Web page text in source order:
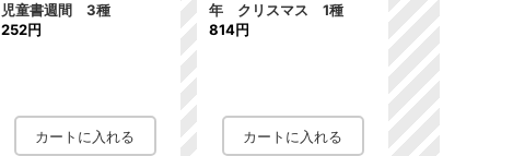
児童書週間 3種
252円
年 クリスマス 1種
814円